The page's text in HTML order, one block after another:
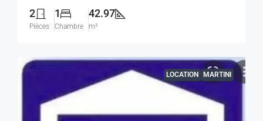
2
Pièces
1
Chambre
42.97
m²
LOCATION MARTINI